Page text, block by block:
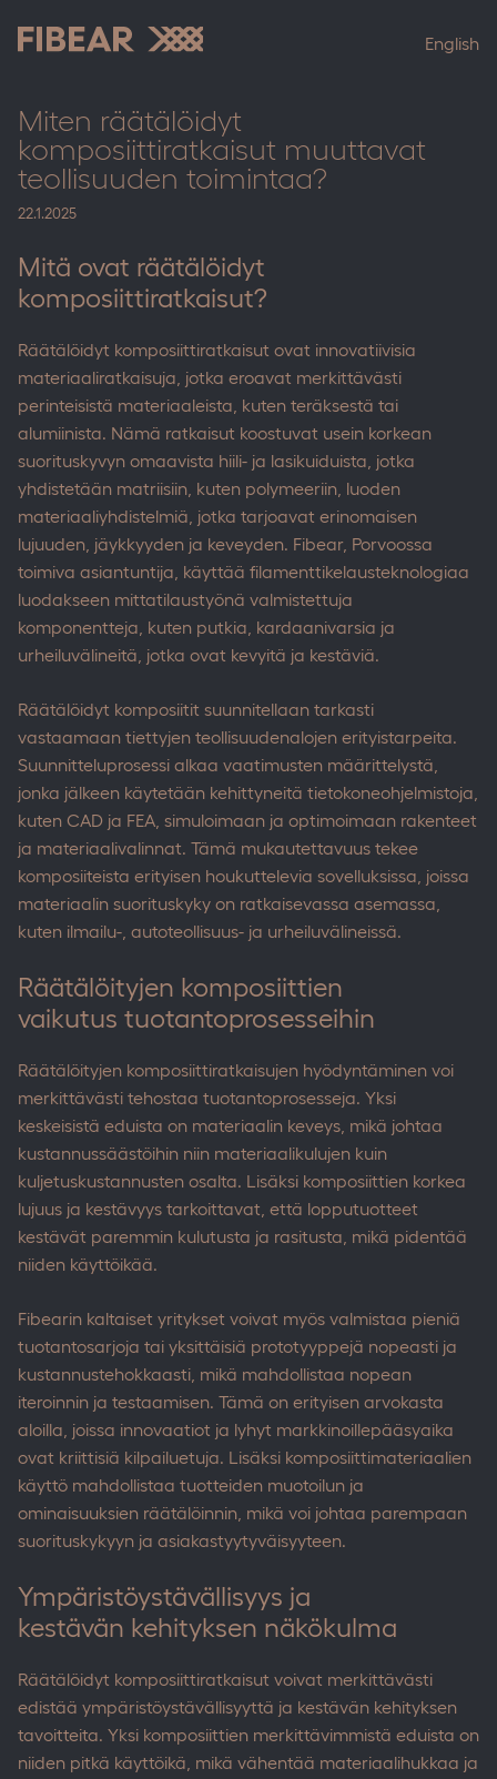
English
Miten räätälöidyt
komposiittiratkaisut muuttavat
teollisuuden toimintaa?
22.1.2025
Mitä ovat räätälöidyt
komposiittiratkaisut?
Räätälöidyt komposiittiratkaisut ovat innovatiivisia
materiaaliratkaisuja, jotka eroavat merkittävästi
perinteisistä materiaaleista, kuten teräksestä tai
alumiinista. Nämä ratkaisut koostuvat usein korkean
suorituskyvyn omaavista hiili- ja lasikuiduista, jotka
yhdistetään matriisiin, kuten polymeeriin, luoden
materiaaliyhdistelmiä, jotka tarjoavat erinomaisen
lujuuden, jäykkyyden ja keveyden. Fibear, Porvoossa
toimiva asiantuntija, käyttää filamenttikelausteknologiaa
luodakseen mittatilaustyönä valmistettuja
komponentteja, kuten putkia, kardaanivarsia ja
urheiluvälineitä, jotka ovat kevyitä ja kestäviä.
Räätälöidyt komposiitit suunnitellaan tarkasti
vastaamaan tiettyjen teollisuudenalojen erityistarpeita.
Suunnitteluprosessi alkaa vaatimusten määrittelystä,
jonka jälkeen käytetään kehittyneitä tietokoneohjelmistoja,
kuten CAD ja FEA, simuloimaan ja optimoimaan rakenteet
ja materiaalivalinnat. Tämä mukautettavuus tekee
komposiiteista erityisen houkuttelevia sovelluksissa, joissa
materiaalin suorituskyky on ratkaisevassa asemassa,
kuten ilmailu-, autoteollisuus- ja urheiluvälineissä.
Räätälöityjen komposiittien
vaikutus tuotantoprosesseihin
Räätälöityjen komposiittiratkaisujen hyödyntäminen voi
merkittävästi tehostaa tuotantoprosesseja. Yksi
keskeisistä eduista on materiaalin keveys, mikä johtaa
kustannussäästöihin niin materiaalikulujen kuin
kuljetuskustannusten osalta. Lisäksi komposiittien korkea
lujuus ja kestävyys tarkoittavat, että lopputuotteet
kestävät paremmin kulutusta ja rasitusta, mikä pidentää
niiden käyttöikää.
Fibearin kaltaiset yritykset voivat myös valmistaa pieniä
tuotantosarjoja tai yksittäisiä prototyyppejä nopeasti ja
kustannustehokkaasti, mikä mahdollistaa nopean
iteroinnin ja testaamisen. Tämä on erityisen arvokasta
aloilla, joissa innovaatiot ja lyhyt markkinoillepääsyaika
ovat kriittisiä kilpailuetuja. Lisäksi komposiittimateriaalien
käyttö mahdollistaa tuotteiden muotoilun ja
ominaisuuksien räätälöinnin, mikä voi johtaa parempaan
suorituskykyyn ja asiakastyytyväisyyteen.
Ympäristöystävällisyys ja
kestävän kehityksen näkökulma
Räätälöidyt komposiittiratkaisut voivat merkittävästi
edistää ympäristöystävällisyyttä ja kestävän kehityksen
tavoitteita. Yksi komposiittien merkittävimmistä eduista on
niiden pitkä käyttöikä, mikä vähentää materiaalihukkaa ja